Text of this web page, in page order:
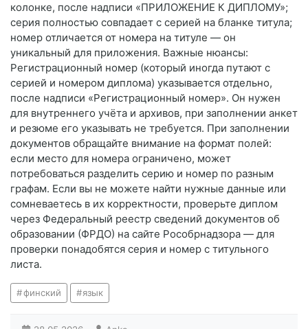
колонке, после надписи «ПРИЛОЖЕНИЕ К ДИПЛОМУ»;
серия полностью совпадает с серией на бланке титула;
номер отличается от номера на титуле — он
уникальный для приложения. Важные нюансы:
Регистрационный номер (который иногда путают с
серией и номером диплома) указывается отдельно,
после надписи «Регистрационный номер». Он нужен
для внутреннего учёта и архивов, при заполнении анкет
и резюме его указывать не требуется. При заполнении
документов обращайте внимание на формат полей:
если место для номера ограничено, может
потребоваться разделить серию и номер по разным
графам. Если вы не можете найти нужные данные или
сомневаетесь в их корректности, проверьте диплом
через Федеральный реестр сведений документов об
образовании (ФРДО) на сайте Рособрнадзора — для
проверки понадобятся серия и номер с титульного
листа.
финский язык